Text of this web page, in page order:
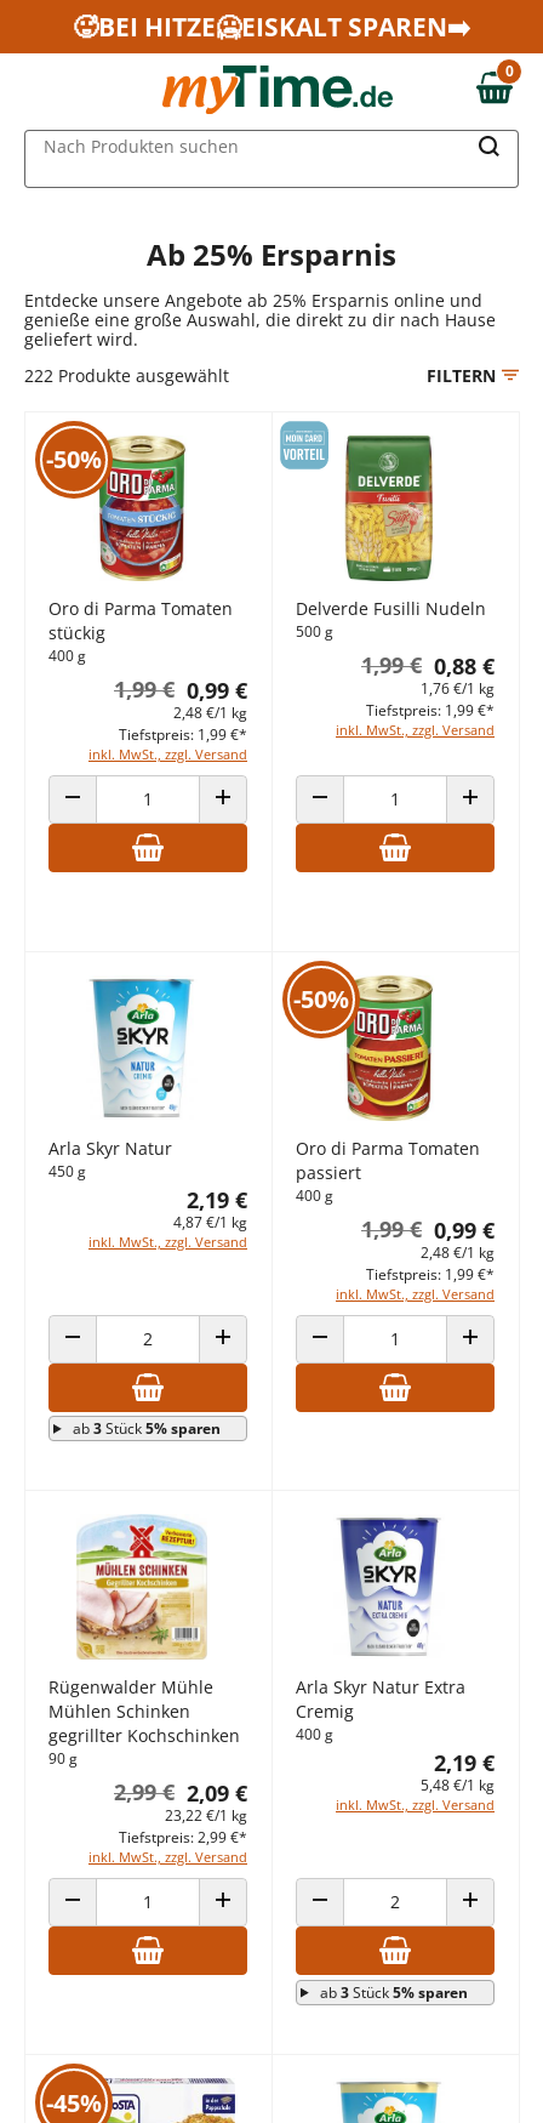
Zum Hauptinhalt springen
Zur Navigation springen
Zur Suche springen
🥵BEI HITZE🥶EISKALT SPAREN➡️
0,00 €
0
Nach Produkten suchen
Ab 25% Ersparnis
Entdecke unsere Angebote ab 25% Ersparnis online und
genieße eine große Auswahl, die direkt zu dir nach Hause
geliefert wird.
222 Produkte ausgewählt FILTERN
-50%
Oro di Parma Tomaten
stückig
400 g
0,99 €
1,99 €
2,48 €/1 kg
inkl. MwSt., zzgl. Versand
Tiefstpreis: 1,99 €*
ANZAHL VERRINGERN ANZAHL ERHÖHEN
Delverde Fusilli Nudeln
500 g
0,88 €
1,99 €
1,76 €/1 kg
inkl. MwSt., zzgl. Versand
Tiefstpreis: 1,99 €*
ANZAHL VERRINGERN ANZAHL
Arla Skyr Natur
450 g
2,19 €
4,87 €/1 kg
inkl. MwSt., zzgl. Versand
ANZAHL VERRINGERN ANZAHL ERHÖHEN
ab3Stück5% sparen
-50%
Oro di Parma Tomaten
passiert
400 g
0,99 €
1,99 €
2,48 €/1 kg
inkl. MwSt., zzgl. Versand
Tiefstpreis: 1,99 €*
ANZAHL VERRINGERN ANZAHL
Rügenwalder Mühle
Mühlen Schinken
gegrillter Kochschinken
90 g
2,09 €
2,99 €
23,22 €/1 kg
inkl. MwSt., zzgl. Versand
Tiefstpreis: 2,99 €*
ANZAHL VERRINGERN ANZAHL ERHÖHEN
Arla Skyr Natur Extra
Cremig
400 g
2,19 €
5,48 €/1 kg
inkl. MwSt., zzgl. Versand
ANZAHL VERRINGERN ANZAHL
ab3Stück5% sparen
-45%